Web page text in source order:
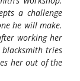
a challenge
he will make.
working her
blacksmith tries
her out of the